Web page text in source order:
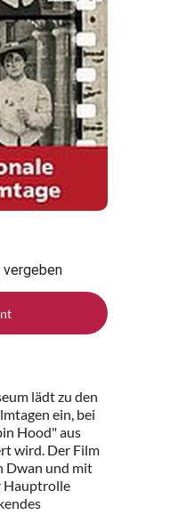
vergeben
lädt zu den
ein, bei
Hood" aus
wird. Der Film
Dwan und mit
Hauptrolle